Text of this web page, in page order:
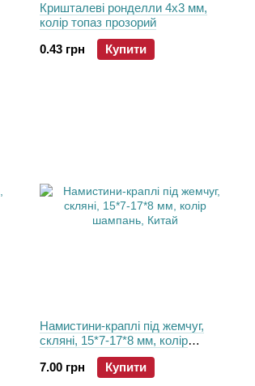
Кришталеві ронделли 4х3 мм,
колір топаз прозорий
0.43 грн
Купити
Намистини-краплі пiд жемчуг,
скляні, 15*7-17*8 мм, колір
шампань, Китай
7.00 грн
Купити